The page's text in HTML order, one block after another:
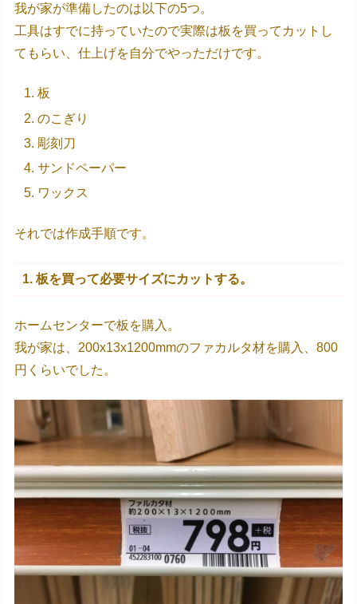
我が家が準備したのは以下の5つ。
工具はすでに持っていたので実際は板を買ってカットし
てもらい、仕上げを自分でやっただけです。
板
のこぎり
彫刻刀
サンドペーパー
ワックス
それでは作成手順です。
1. 板を買って必要サイズにカットする。
ホームセンターで板を購入。
我が家は、200x13x1200mmのファカルタ材を購入、800
円くらいでした。